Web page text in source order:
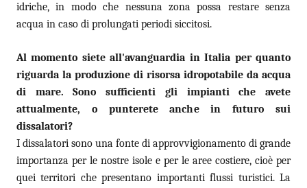
idriche, in modo che nessuna zona possa restare senza
acqua in caso di prolungati periodi siccitosi.
Al momento siete all'avanguardia in Italia per quanto
riguarda la produzione di risorsa idropotabile da acqua
di mare. Sono sufficienti gli impianti che avete
attualmente, o punterete anche in futuro sui
dissalatori?
I dissalatori sono una fonte di approvvigionamento di grande
importanza per le nostre isole e per le aree costiere, cioè per
quei territori che presentano importanti flussi turistici. La